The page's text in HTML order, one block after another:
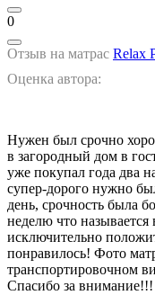
0
Отзыв на матрас Relax
Оценка автора:
Нужен был срочно
в загородный дом в
уже покупал года два
супер-дорого нужно
день, срочность была
неделю что
исключительно
понравилось! Фото
транспортировочном
Спасибо за внимание!!!